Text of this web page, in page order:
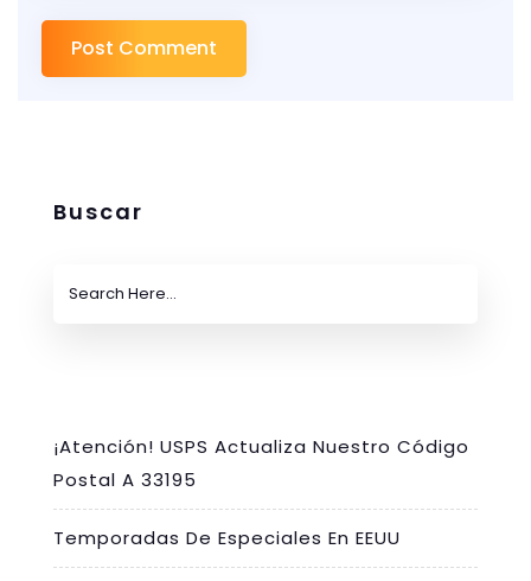
Buscar
¡Atención! USPS Actualiza Nuestro Código
Postal A 33195
Temporadas De Especiales En EEUU